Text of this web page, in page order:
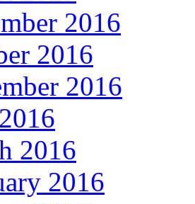
2016
2016
2016
2016
2016